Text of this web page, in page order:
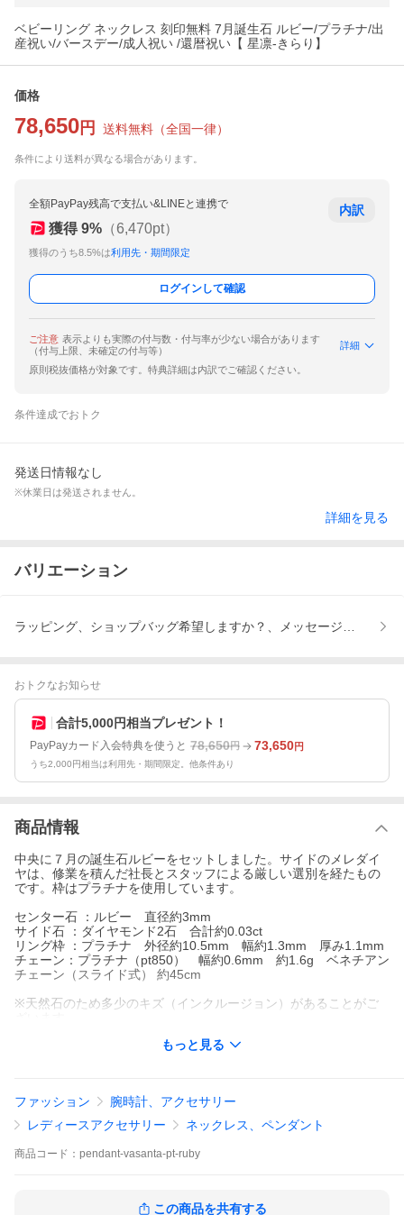
ベビーリング ネックレス 刻印無料 7月誕生石 ルビー/プラチナ/出
産祝い/バースデー/成人祝い /還暦祝い【 星凛-きらり】
価格
78,650 円 送料無料 （全国一律）
条件により送料が異なる場合があります。
全額PayPay残高で支払い&LINEと連携で
獲得 9% （6,470pt）
獲得のうち8.5%は利用先・期間限定
内訳
ログインして確認
ご注意 表示よりも実際の付与数・付与率が少ない場合があります
（付与上限、未確定の付与等）
詳細
原則税抜価格が対象です。特典詳細は内訳でご確認ください。
条件達成でおトク
発送日情報なし
※休業日は発送されません。
詳細を見る
バリエーション
ラッピング、ショップバッグ希望しますか？、メッセージカード
おトクなお知らせ
合計5,000円相当プレゼント！
PayPayカード入会特典を使うと 78,650円 73,650円
うち2,000円相当は利用先・期間限定。他条件あり
商品情報
中央に７月の誕生石ルビーをセットしました。サイドのメレダイ
ヤは、修業を積んだ社長とスタッフによる厳しい選別を経たもの
です。枠はプラチナを使用しています。
センター石 ：ルビー 直径約3mm
サイド石 ：ダイヤモンド2石 合計約0.03ct
リング枠 ：プラチナ 外径約10.5mm 幅約1.3mm 厚み1.1mm
チェーン：プラチナ（pt850） 幅約0.6mm 約1.6g ベネチアン
チェーン（スライド式） 約45cm
※天然石のため多少のキズ（インクルージョン）があることがご
ルにのっとりカラット数・金属の素材も刻印いたします。
※2週間以内のお届けにも対応させていただける場合があります。
早いお届けをご希望の方は、ぜひお問い合わせください。
【送料無料】【刻印無料】
[7月][プラチナ]
もっと見る
ファッション
腕時計、アクセサリー
レディースアクセサリー
ネックレス、ペンダント
商品 コード： pendant-vasanta-pt-ruby
この商品を共有する